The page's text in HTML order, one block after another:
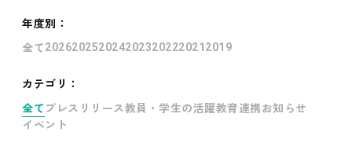
年度別 ：
全て202620252024202320222021 2019
カテゴリ：
全て プレスリリース教員・学生の活躍教育連携お知らせ
イベント